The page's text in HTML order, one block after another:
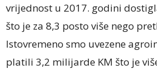
vrijednost u 2017. godini
što je za 8,3 posto više nego
Istovremeno smo uvezene
platili 3,2 milijarde KM što je